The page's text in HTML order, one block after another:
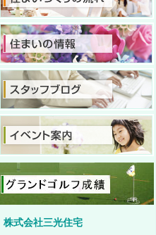
株式会社三光住宅